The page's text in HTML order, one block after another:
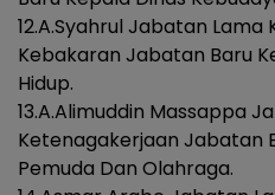
12.A.Syahrul Jabatan
Kebakaran Jabatan Baru
Hidup.
13.A.Alimuddin Massappa
Ketenagakerjaan Jabatan
Pemuda Dan Olahraga.